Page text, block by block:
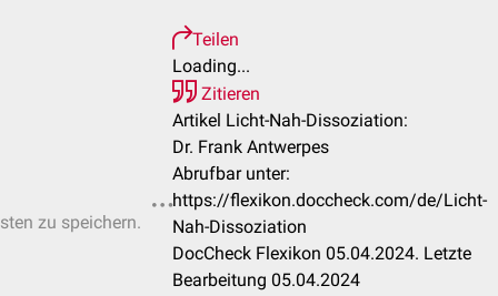
zu speichern.
Teilen
Loading...
Zitieren
Artikel Licht-Nah-Dissoziation:
Dr. Frank Antwerpes
Abrufbar unter:
https://flexikon.doccheck.com/de/Licht-
Nah-Dissoziation
DocCheck Flexikon 05.04.2024. Letzte
Bearbeitung 05.04.2024